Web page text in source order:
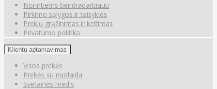
Norintiems bendradarbiauti
Pirkimo sąlygos ir taisyklės
Prekių grąžinimas ir keitimas
Privatumo politika
Klientų aptarnavimas
Visos prekės
Prekės su nuolaida
Svetainės medis